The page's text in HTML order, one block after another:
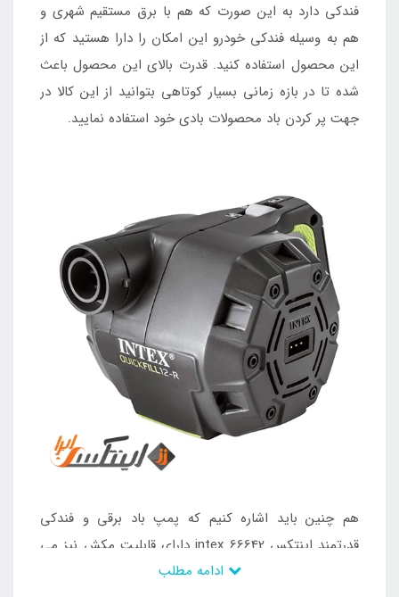
فندکی دارد به این صورت که هم با برق مستقیم شهری و
هم به وسیله فندکی خودرو این امکان را دارا هستید که از
این محصول استفاده کنید. قدرت بالای این محصول باعث
شده تا در بازه زمانی بسیار کوتاهی بتوانید از این کالا در
جهت پر کردن باد محصولات بادی خود استفاده نمایید.
هم چنین باید اشاره کنیم که پمپ باد برقی و فندکی
قدرتمند اینتکس intex 66642 دارای قابلیت مکش نیز می
باشد به این صورت که از آن در جهت خالی کردن باد داخلی